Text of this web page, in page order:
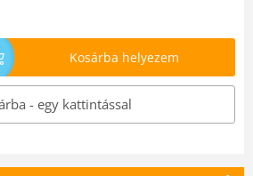
Kosárba helyezem
- egy kattintással